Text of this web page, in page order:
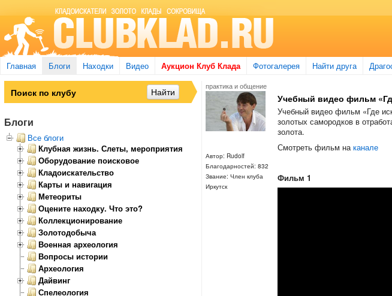
Главная Блоги Находки Видео Аукцион Клуб Клада Фотогалерея Найти друга
практика и общение
Автор: Rudolf
Благодарностей: 832
Звание: Член клуба
Иркутск
Учебный видео фильм
Учебный видео фильм «Где
золотых самородков в
золота.
Смотреть фильм на канале
Фильм 1
Блоги
Все блоги
Клубная жизнь. Слеты, мероприятия
Оборудование поисковое
Кладоискательство
Карты и навигация
Метеориты
Оцените находку. Что это?
Коллекционирование
Золотодобыча
Военная археология
Вопросы истории
Археология
Дайвинг
Спелеология